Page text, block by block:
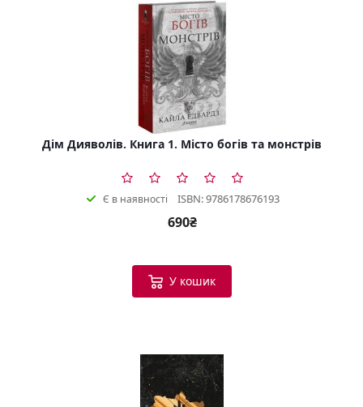
Дім Дияволів. Книга 1. Місто богів та монстрів
Є в наявності ISBN: 9786178676193
690₴
У кошик